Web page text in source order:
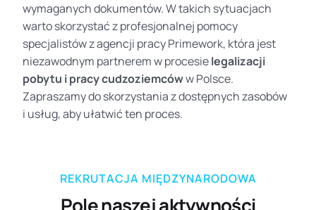
wymaganych dokumentów. W takich sytuacjach
warto skorzystać z profesjonalnej pomocy
specjalistów z agencji pracy Primework, która jest
niezawodnym partnerem w procesielegalizacji
pobytu i pracy cudzoziemcóww Polsce.
Zapraszamy do skorzystania z dostępnych zasobów
i usług, aby ułatwić ten proces.
REKRUTACJA MIĘDZYNARODOWA